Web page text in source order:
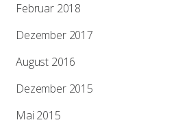
Februar 2018
Dezember 2017
August 2016
Dezember 2015
Mai 2015